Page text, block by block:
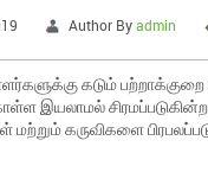
Author Byadmin
கடும்
இயலாமல்
கருவிகளை